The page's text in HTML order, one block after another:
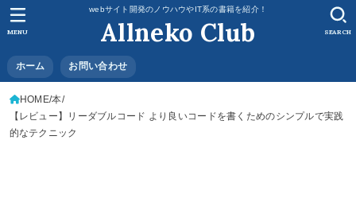
webサイト開発のノウハウやIT系の書籍を紹介！
Allneko Club
ホーム お問い合わせ
SEARCH
MENU
HOME 本
【レビュー】リーダブルコード より良いコードを書くためのシンプルで実践
的なテクニック